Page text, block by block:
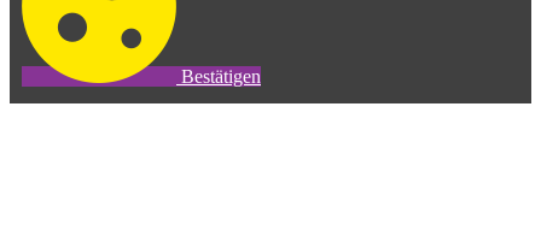
Bestätigen